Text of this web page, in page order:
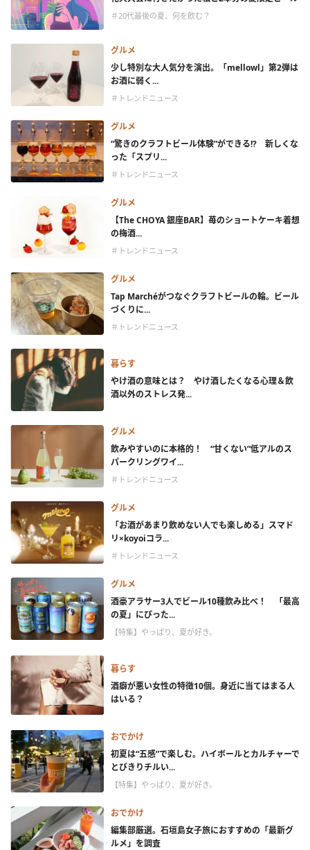
＃20代最後の夏、何を飲む？
グルメ
少し特別な大人気分を演出。「mellowl」第2弾は
お酒に弱く...
＃トレンドニュース
グルメ
“驚きのクラフトビール体験”ができる!? 新しくな
った「スプリ...
＃トレンドニュース
グルメ
【The CHOYA 銀座BAR】苺のショートケーキ着想
の梅酒...
＃トレンドニュース
グルメ
Tap Marchéがつなぐクラフトビールの輪。ビール
づくりに...
＃トレンドニュース
暮らす
やけ酒の意味とは？ やけ酒したくなる心理＆飲
酒以外のストレス発...
グルメ
飲みやすいのに本格的！ “甘くない”低アルのス
パークリングワイ...
＃トレンドニュース
グルメ
「お酒があまり飲めない人でも楽しめる」スマド
リ×koyoiコラ...
＃トレンドニュース
グルメ
酒豪アラサー3人でビール10種飲み比べ！ 「最高
の夏」にぴった...
【特集】やっぱり、夏が好き。
暮らす
酒癖が悪い女性の特徴10個。身近に当てはまる人
はいる？
おでかけ
初夏は“五感”で楽しむ。ハイボールとカルチャーで
とびきりチルい...
【特集】やっぱり、夏が好き。
おでかけ
編集部厳選。石垣島女子旅におすすめの「最新グ
ルメ」を調査